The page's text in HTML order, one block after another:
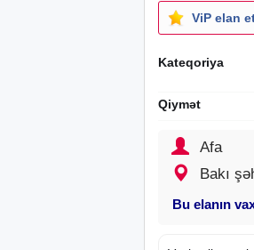
ViP elan
Kateqoriya
Qiymət
Afa
Bakı
Bu elanın